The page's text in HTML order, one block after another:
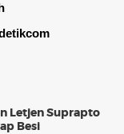
Letjen Suprapto
Besi